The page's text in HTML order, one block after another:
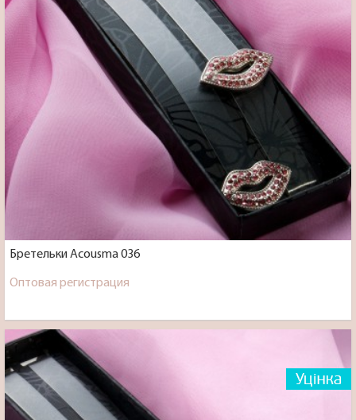
Бретельки Acousma 036
Оптовая регистрация